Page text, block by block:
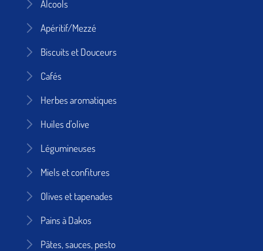
Alcools
Apéritif/Mezzé
Biscuits et Douceurs
Cafés
Herbes aromatiques
Huiles d'olive
Légumineuses
Miels et confitures
Olives et tapenades
Pains à Dakos
Pâtes, sauces, pesto